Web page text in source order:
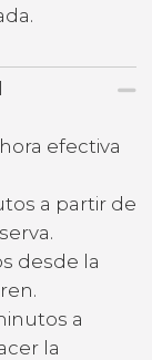
efectiva
a partir de
desde la
a
la